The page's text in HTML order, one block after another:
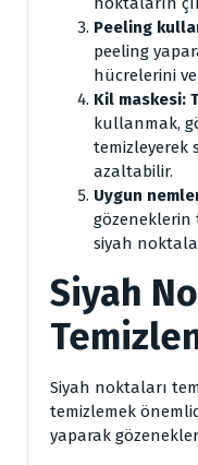
Peeling
peeling
hücrelerini
Kil maskesi:
kullanmak,
temizleyerek
azaltabilir.
Uygun
gözeneklerin
siyah
Siyah
Siyah noktaları
temizlemek
yaparak